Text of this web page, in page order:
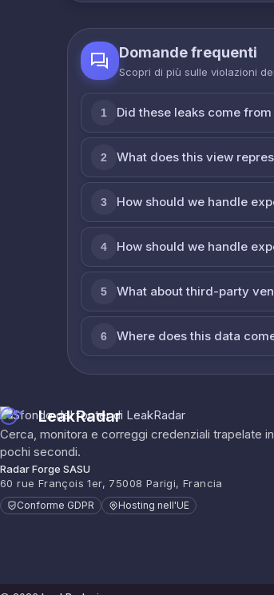
Domande frequenti
Scopri di più sulle violazioni
1 Did these leaks come
2 What does this view
3 How should we handle
4 How should we handle
5 What about third-party
6 Where does this data
LeakRadar
Cerca, monitora e correggi credenziali trapelate in
pochi secondi.
Radar Forge SASU
60 rue François 1er, 75008 Parigi, Francia
Conforme GDPR Hosting nell'UE